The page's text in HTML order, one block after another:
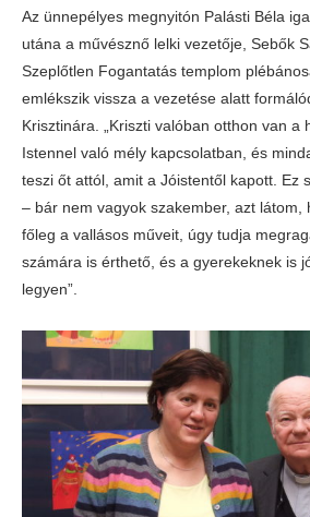
Az ünnepélyes megnyitón Palásti Béla
utána a művésznő lelki vezetője, Sebők
Szeplőtlen Fogantatás templom
emlékszik vissza a vezetése alatt
Krisztinára. „Kriszti valóban otthon van a
Istennel való mély kapcsolatban, és
teszi őt attól, amit a Jóistentől kapott. Ez
– bár nem vagyok szakember, azt látom,
főleg a vallásos műveit, úgy tudja
számára is érthető, és a gyerekeknek is
legyen”.